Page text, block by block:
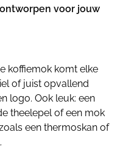
voor jouw
koffiemok komt elke
of juist opvallend
logo. Ook leuk: een
theelepel of een mok
een thermoskan of